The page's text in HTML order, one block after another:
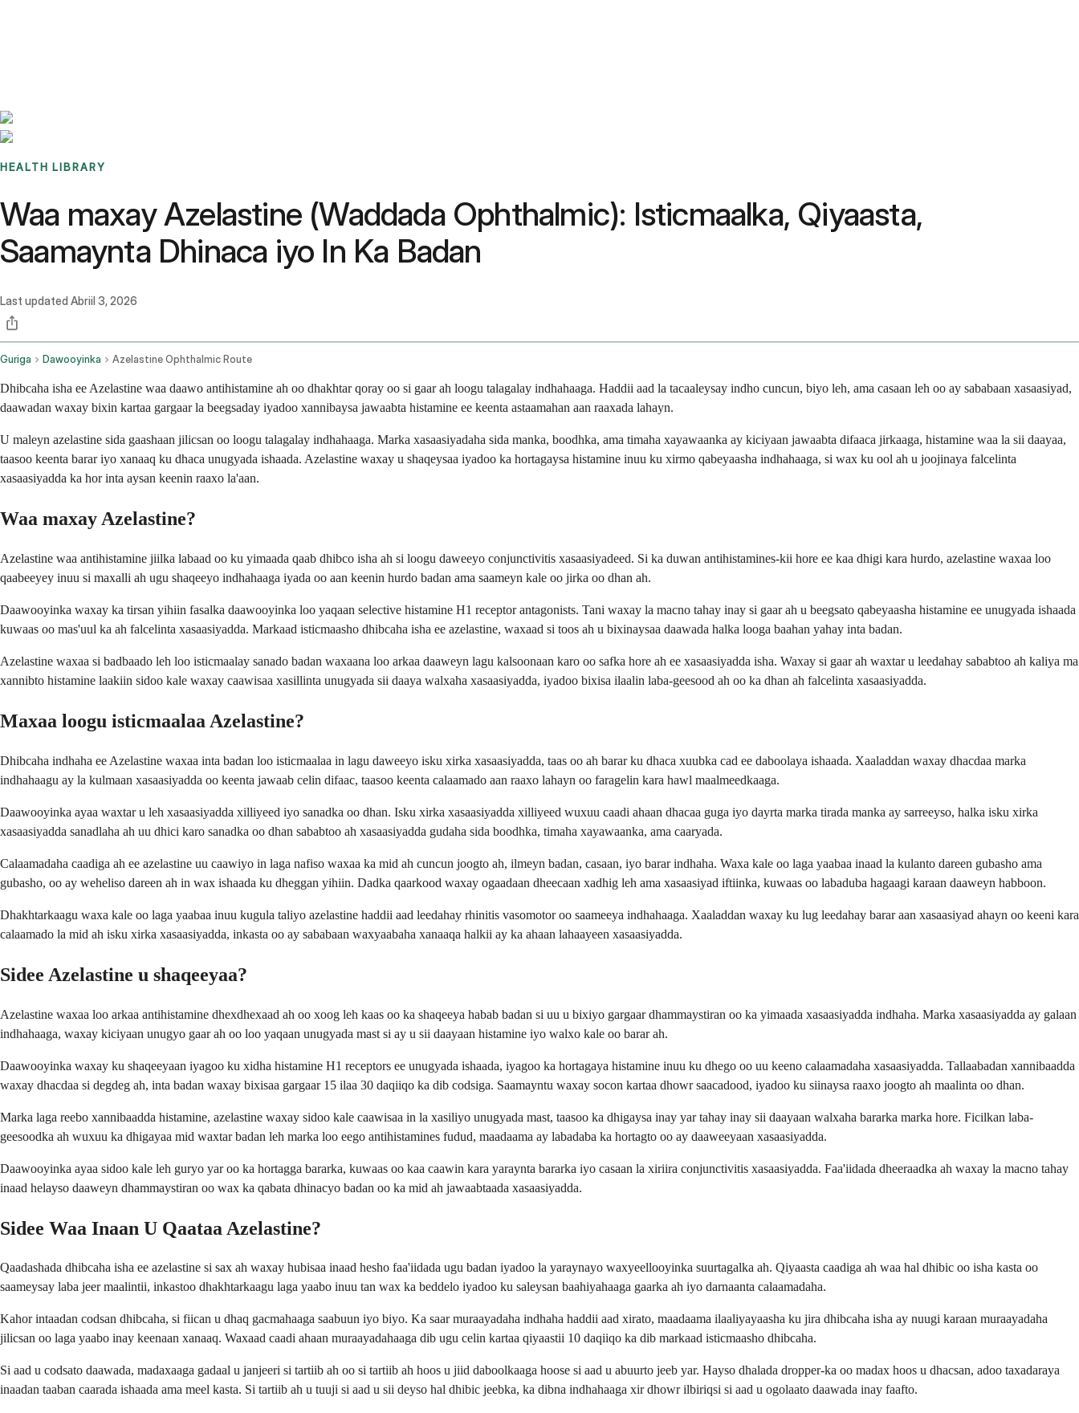
HEALTH LIBRARY
Waa maxay Azelastine (Waddada Ophthalmic): Isticmaalka, Qiyaasta,
Saamaynta Dhinaca iyo In Ka Badan
Last updated Abriil 3, 2026
Guriga Dawooyinka Azelastine Ophthalmic Route
Dhibcaha isha ee Azelastine waa daawo antihistamine ah oo dhakhtar qoray oo si gaar ah loogu talagalay indhahaaga. Haddii aad la tacaaleysay indho cuncun, biyo leh, ama casaan leh oo ay sababaan xasaasiyad,
daawadan waxay bixin kartaa gargaar la beegsaday iyadoo xannibaysa jawaabta histamine ee keenta astaamahan aan raaxada lahayn.
U maleyn azelastine sida gaashaan jilicsan oo loogu talagalay indhahaaga. Marka xasaasiyadaha sida manka, boodhka, ama timaha xayawaanka ay kiciyaan jawaabta difaaca jirkaaga, histamine waa la sii daayaa,
taasoo keenta barar iyo xanaaq ku dhaca unugyada ishaada. Azelastine waxay u shaqeysaa iyadoo ka hortagaysa histamine inuu ku xirmo qabeyaasha indhahaaga, si wax ku ool ah u joojinaya falcelinta
xasaasiyadda ka hor inta aysan keenin raaxo la'aan.
Waa maxay Azelastine?
Azelastine waa antihistamine jiilka labaad oo ku yimaada qaab dhibco isha ah si loogu daweeyo conjunctivitis xasaasiyadeed. Si ka duwan antihistamines-kii hore ee kaa dhigi kara hurdo, azelastine waxaa loo
qaabeeyey inuu si maxalli ah ugu shaqeeyo indhahaaga iyada oo aan keenin hurdo badan ama saameyn kale oo jirka oo dhan ah.
Daawooyinka waxay ka tirsan yihiin fasalka daawooyinka loo yaqaan selective histamine H1 receptor antagonists. Tani waxay la macno tahay inay si gaar ah u beegsato qabeyaasha histamine ee unugyada ishaada
kuwaas oo mas'uul ka ah falcelinta xasaasiyadda. Markaad isticmaasho dhibcaha isha ee azelastine, waxaad si toos ah u bixinaysaa daawada halka looga baahan yahay inta badan.
Azelastine waxaa si badbaado leh loo isticmaalay sanado badan waxaana loo arkaa daaweyn lagu kalsoonaan karo oo safka hore ah ee xasaasiyadda isha. Waxay si gaar ah waxtar u leedahay sababtoo ah kaliya ma
xannibto histamine laakiin sidoo kale waxay caawisaa xasillinta unugyada sii daaya walxaha xasaasiyadda, iyadoo bixisa ilaalin laba-geesood ah oo ka dhan ah falcelinta xasaasiyadda.
Maxaa loogu isticmaalaa Azelastine?
Dhibcaha indhaha ee Azelastine waxaa inta badan loo isticmaalaa in lagu daweeyo isku xirka xasaasiyadda, taas oo ah barar ku dhaca xuubka cad ee daboolaya ishaada. Xaaladdan waxay dhacdaa marka
indhahaagu ay la kulmaan xasaasiyadda oo keenta jawaab celin difaac, taasoo keenta calaamado aan raaxo lahayn oo faragelin kara hawl maalmeedkaaga.
Daawooyinka ayaa waxtar u leh xasaasiyadda xilliyeed iyo sanadka oo dhan. Isku xirka xasaasiyadda xilliyeed wuxuu caadi ahaan dhacaa guga iyo dayrta marka tirada manka ay sarreeyso, halka isku xirka
xasaasiyadda sanadlaha ah uu dhici karo sanadka oo dhan sababtoo ah xasaasiyadda gudaha sida boodhka, timaha xayawaanka, ama caaryada.
Calaamadaha caadiga ah ee azelastine uu caawiyo in laga nafiso waxaa ka mid ah cuncun joogto ah, ilmeyn badan, casaan, iyo barar indhaha. Waxa kale oo laga yaabaa inaad la kulanto dareen gubasho ama
gubasho, oo ay weheliso dareen ah in wax ishaada ku dheggan yihiin. Dadka qaarkood waxay ogaadaan dheecaan xadhig leh ama xasaasiyad iftiinka, kuwaas oo labaduba hagaagi karaan daaweyn habboon.
Dhakhtarkaagu waxa kale oo laga yaabaa inuu kugula taliyo azelastine haddii aad leedahay rhinitis vasomotor oo saameeya indhahaaga. Xaaladdan waxay ku lug leedahay barar aan xasaasiyad ahayn oo keeni kara
calaamado la mid ah isku xirka xasaasiyadda, inkasta oo ay sababaan waxyaabaha xanaaqa halkii ay ka ahaan lahaayeen xasaasiyadda.
Sidee Azelastine u shaqeeyaa?
Azelastine waxaa loo arkaa antihistamine dhexdhexaad ah oo xoog leh kaas oo ka shaqeeya habab badan si uu u bixiyo gargaar dhammaystiran oo ka yimaada xasaasiyadda indhaha. Marka xasaasiyadda ay galaan
indhahaaga, waxay kiciyaan unugyo gaar ah oo loo yaqaan unugyada mast si ay u sii daayaan histamine iyo walxo kale oo barar ah.
Daawooyinka waxay ku shaqeeyaan iyagoo ku xidha histamine H1 receptors ee unugyada ishaada, iyagoo ka hortagaya histamine inuu ku dhego oo uu keeno calaamadaha xasaasiyadda. Tallaabadan xannibaadda
waxay dhacdaa si degdeg ah, inta badan waxay bixisaa gargaar 15 ilaa 30 daqiiqo ka dib codsiga. Saamayntu waxay socon kartaa dhowr saacadood, iyadoo ku siinaysa raaxo joogto ah maalinta oo dhan.
Marka laga reebo xannibaadda histamine, azelastine waxay sidoo kale caawisaa in la xasiliyo unugyada mast, taasoo ka dhigaysa inay yar tahay inay sii daayaan walxaha bararka marka hore. Ficilkan laba-
geesoodka ah wuxuu ka dhigayaa mid waxtar badan leh marka loo eego antihistamines fudud, maadaama ay labadaba ka hortagto oo ay daaweeyaan xasaasiyadda.
Daawooyinka ayaa sidoo kale leh guryo yar oo ka hortagga bararka, kuwaas oo kaa caawin kara yaraynta bararka iyo casaan la xiriira conjunctivitis xasaasiyadda. Faa'iidada dheeraadka ah waxay la macno tahay
inaad helayso daaweyn dhammaystiran oo wax ka qabata dhinacyo badan oo ka mid ah jawaabtaada xasaasiyadda.
Sidee Waa Inaan U Qaataa Azelastine?
Qaadashada dhibcaha isha ee azelastine si sax ah waxay hubisaa inaad hesho faa'iidada ugu badan iyadoo la yaraynayo waxyeellooyinka suurtagalka ah. Qiyaasta caadiga ah waa hal dhibic oo isha kasta oo
saameysay laba jeer maalintii, inkastoo dhakhtarkaagu laga yaabo inuu tan wax ka beddelo iyadoo ku saleysan baahiyahaaga gaarka ah iyo darnaanta calaamadaha.
Kahor intaadan codsan dhibcaha, si fiican u dhaq gacmahaaga saabuun iyo biyo. Ka saar muraayadaha indhaha haddii aad xirato, maadaama ilaaliyayaasha ku jira dhibcaha isha ay nuugi karaan muraayadaha
jilicsan oo laga yaabo inay keenaan xanaaq. Waxaad caadi ahaan muraayadahaaga dib ugu celin kartaa qiyaastii 10 daqiiqo ka dib markaad isticmaasho dhibcaha.
Si aad u codsato daawada, madaxaaga gadaal u janjeeri si tartiib ah oo si tartiib ah hoos u jiid daboolkaaga hoose si aad u abuurto jeeb yar. Hayso dhalada dropper-ka oo madax hoos u dhacsan, adoo taxadaraya
inaadan taaban caarada ishaada ama meel kasta. Si tartiib ah u tuuji si aad u sii deyso hal dhibic jeebka, ka dibna indhahaaga xir dhowr ilbiriqsi si aad u ogolaato daawada inay faafto.